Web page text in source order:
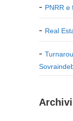
PNRR e
Real
Archivi